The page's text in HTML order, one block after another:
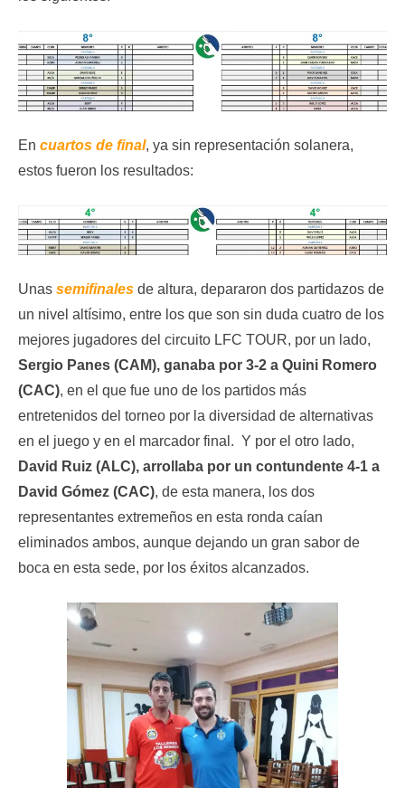
En cuartos de final, ya sin representación solanera,
estos fueron los resultados:
Unas semifinales de altura, depararon dos partidazos de
un nivel altísimo, entre los que son sin duda cuatro de los
mejores jugadores del circuito LFC TOUR, por un lado,
Sergio Panes (CAM), ganaba por 3-2 a Quini Romero
(CAC), en el que fue uno de los partidos más
entretenidos del torneo por la diversidad de alternativas
en el juego y en el marcador final. Y por el otro lado,
David Ruiz (ALC), arrollaba por un contundente 4-1 a
David Gómez (CAC), de esta manera, los dos
representantes extremeños en esta ronda caían
eliminados ambos, aunque dejando un gran sabor de
boca en esta sede, por los éxitos alcanzados.